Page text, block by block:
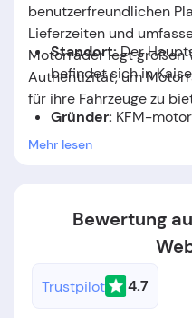
benutzerfreundlichen
Lieferzeiten und
Motorräder legt großen
Authentizität, um
für ihre Fahrzeuge zu
Standort:Der
befindet sich in
Gründer: KFM-
Fassbender
Mehr lesen
Bewertung
Trustpilot 4.7